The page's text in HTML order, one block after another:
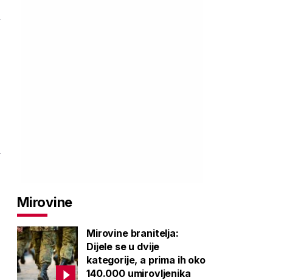
Mirovine
Mirovine branitelja:
Dijele se u dvije
kategorije, a prima ih oko
140.000 umirovljenika